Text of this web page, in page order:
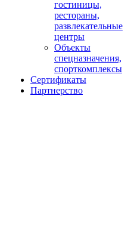
гостиницы,
рестораны,
развлекательные
центры
Объекты
спецназначения,
спорткомплексы
Сертификаты
Партнерство